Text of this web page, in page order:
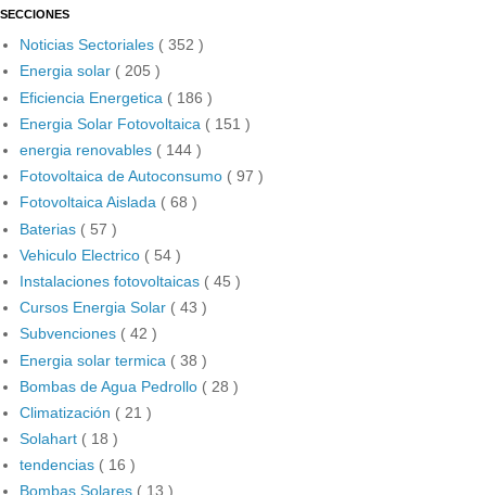
SECCIONES
Noticias Sectoriales ( 352 )
Energia solar ( 205 )
Eficiencia Energetica ( 186 )
Energia Solar Fotovoltaica ( 151 )
energia renovables ( 144 )
Fotovoltaica de Autoconsumo ( 97 )
Fotovoltaica Aislada ( 68 )
Baterias ( 57 )
Vehiculo Electrico ( 54 )
Instalaciones fotovoltaicas ( 45 )
Cursos Energia Solar ( 43 )
Subvenciones ( 42 )
Energia solar termica ( 38 )
Bombas de Agua Pedrollo ( 28 )
Climatización ( 21 )
Solahart ( 18 )
tendencias ( 16 )
Bombas Solares ( 13 )